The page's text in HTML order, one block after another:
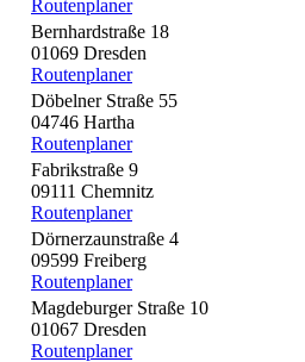
Routenplaner
Bernhardstraße 18
01069 Dresden
Routenplaner
Döbelner Straße 55
04746 Hartha
Routenplaner
Fabrikstraße 9
09111 Chemnitz
Routenplaner
Dörnerzaunstraße 4
09599 Freiberg
Routenplaner
Magdeburger Straße 10
01067 Dresden
Routenplaner